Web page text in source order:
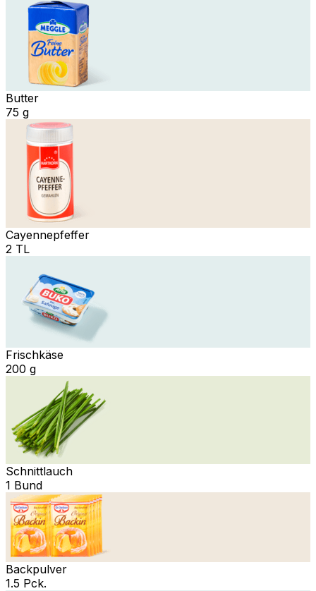
Butter
75 g
Cayennepfeffer
2 TL
Frischkäse
200 g
Schnittlauch
1 Bund
Backpulver
1.5 Pck.